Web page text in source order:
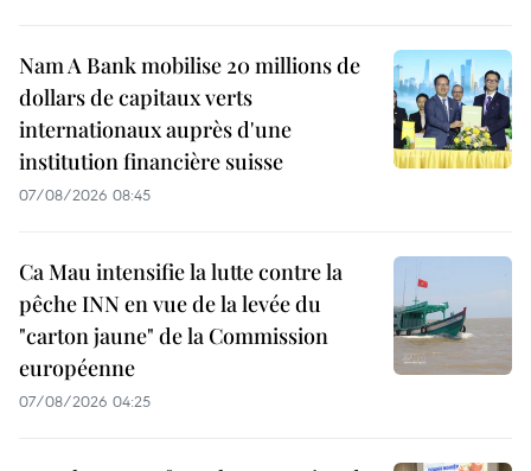
Nam A Bank mobilise 20 millions de
dollars de capitaux verts
internationaux auprès d'une
institution financière suisse
07/08/2026 08:45
Ca Mau intensifie la lutte contre la
pêche INN en vue de la levée du
"carton jaune" de la Commission
européenne
07/08/2026 04:25